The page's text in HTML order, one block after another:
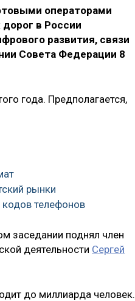
операторами
в России
развития, связи
Совета Федерации 8
года. Предполагается,
рынки
телефонов
заседании поднял член
деятельности Сергей
до миллиарда человек.